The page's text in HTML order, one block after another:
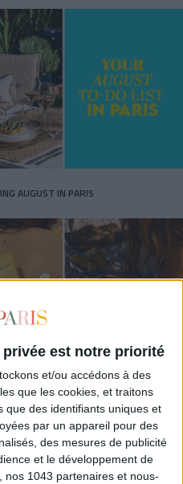
est notre priorité
et/ou accédons à des
que les cookies, et traitons
que des identifiants uniques et
par un appareil pour des
des mesures de publicité
et le développement de
nos 1043 partenaires et nous-
AUGUST IN PARIS
WANT TO SLATHER ON